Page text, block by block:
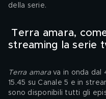
della serie.
streaming la serie
Terra amara va in onda dal
15.45 su Canale 5 e in
sono disponibili tutti gli